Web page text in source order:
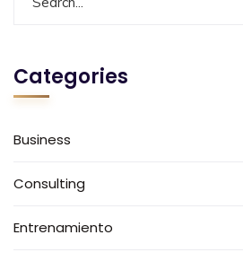
Categories
Business
Consulting
Entrenamiento